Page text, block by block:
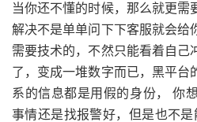
当你还不懂的时候，那么就更需
解决不是单单问下下客服就会给
需要技术的，不然只能看着自己
了，变成一堆数字而已，黑平台
系的信息都是用假的身份， 你
事情还是找报警好，但是也不